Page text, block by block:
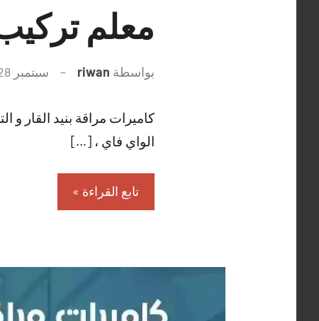
معلم
بواسطة riwan سبتمبر 28, 2021
كاميرات مراقة بنيد القار و
الواي فاي ، […]
تابع القراءة